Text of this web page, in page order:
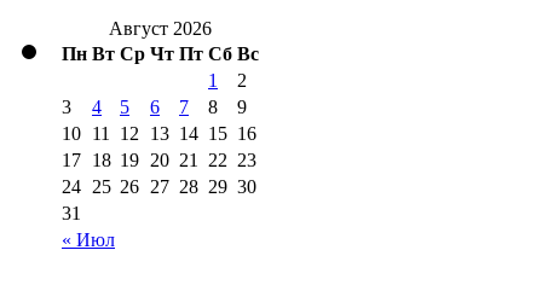
Август 2026
Пн Вт Ср Чт Пт Сб Вс
« Июл
1
2
3
4 5 6 7 8
9
10 11 12 13 14 15 16
17 18 19 20 21 22 23
24 25 26 27 28 29 30
31